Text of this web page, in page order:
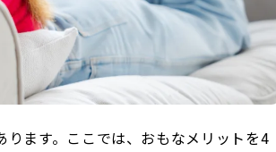
ます。ここでは、おもなメリットを4